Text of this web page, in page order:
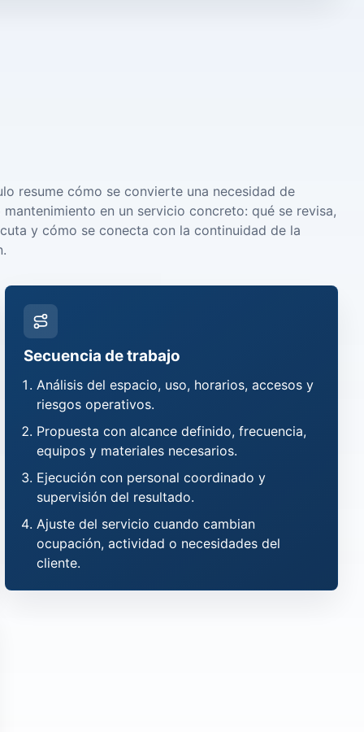
resume cómo se convierte una necesidad de
mantenimiento en un servicio concreto: qué se revisa,
y cómo se conecta con la continuidad de la
Secuencia de trabajo
Análisis del espacio, uso, horarios, accesos y
riesgos operativos.
Propuesta con alcance definido, frecuencia,
equipos y materiales necesarios.
Ejecución con personal coordinado y
supervisión del resultado.
Ajuste del servicio cuando cambian
ocupación, actividad o necesidades del
cliente.